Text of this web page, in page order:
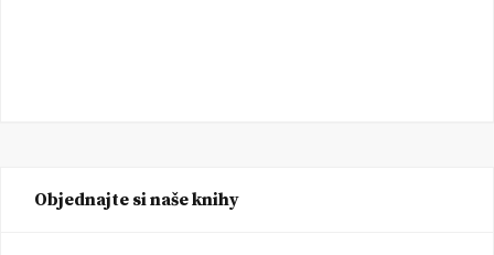
Objednajte si naše knihy